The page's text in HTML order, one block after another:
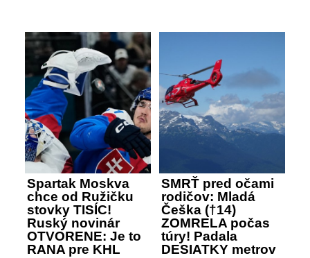
Spartak Moskva
chce od Ružičku
stovky TISÍC!
Ruský novinár
OTVORENE: Je to
RANA pre KHL
SMRŤ pred očami
rodičov: Mladá
Češka (†14)
ZOMRELA počas
túry! Padala
DESIATKY metrov